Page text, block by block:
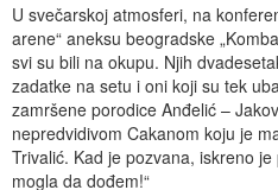
U svečarskoj atmosferi, na
arene“ aneksu beogradske
svi su bili na okupu. Njih
zadatke na setu i oni koji su tek
zamršene porodice Anđelić –
nepredvidivom Cakanom koju je
Trivalić. Kad je pozvana, iskreno
mogla da dođem!“